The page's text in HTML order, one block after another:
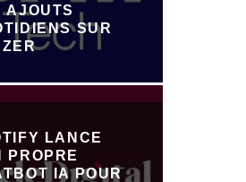
AJOUTS
SUR
LANCE
PROPRE
IA POUR